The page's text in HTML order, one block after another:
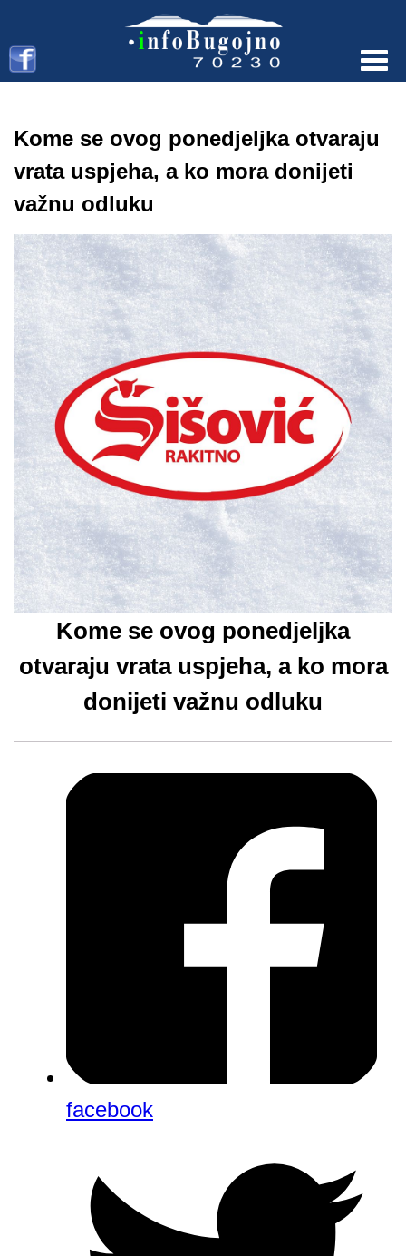
Kome se ovog ponedjeljka otvaraju
vrata uspjeha, a ko mora donijeti
važnu odluku
Kome se ovog ponedjeljka
otvaraju vrata uspjeha, a ko mora
donijeti važnu odluku
facebook